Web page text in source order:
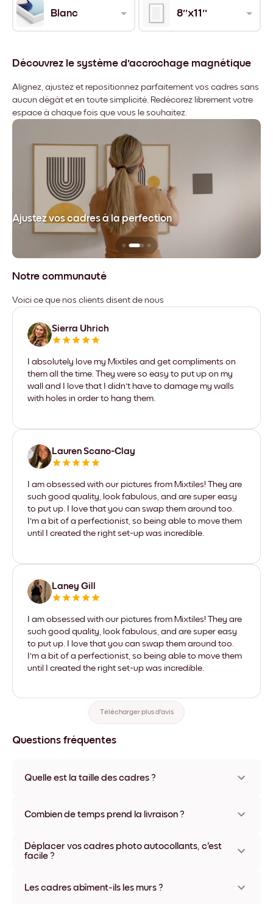
Blanc 8''x11''
Découvrez le système d'accrochage magnétique
Alignez, ajustez et repositionnez parfaitement vos cadres sans
aucun dégât et en toute simplicité. Redécorez librement votre
espace à chaque fois que vous le souhaitez.
Ajustez vos cadres à la perfection
Notre communauté
Voici ce que nos clients disent de nous
Sierra Uhrich
I absolutely love my Mixtiles and get compliments on
them all the time. They were so easy to put up on my
wall and I love that I didn't have to damage my walls
with holes in order to hang them.
Lauren Scano-Clay
I am obsessed with our pictures from Mixtiles! They are
such good quality, look fabulous, and are super easy
to put up. I love that you can swap them around too.
I'm a bit of a perfectionist, so being able to move them
until I created the right set-up was incredible.
Laney Gill
I am obsessed with our pictures from Mixtiles! They are
such good quality, look fabulous, and are super easy
to put up. I love that you can swap them around too.
I'm a bit of a perfectionist, so being able to move them
until I created the right set-up was incredible.
Télécharger plus d'avis
Questions fréquentes
Quelle est la taille des cadres ?
matériaux et coloris disponibles, y compris sans cadre ou en
Combien de temps prend la livraison ?
généralement une semaine. Livraison express possible dans
certains pays. Un numéro de suivi accompagne chaque
Déplacer vos cadres photo autocollants, c'est
facile ?
l'infini, sans abîmer vos murs.
Les cadres abîment-ils les murs ?